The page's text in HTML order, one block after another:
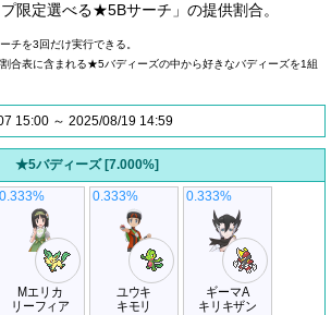
限定選べる★5Bサーチ」の提供割合。
チを3回だけ実行できる。
合表に含まれる★5バディーズの中から好きなバディーズを1組
15:00 ～ 2025/08/19 14:59
★5バディーズ [7.000%]
Mエリカ
リーフィア
0.333%
ユウキ
キモリ
0.333%
ギーマA
キリキザン
0.333%